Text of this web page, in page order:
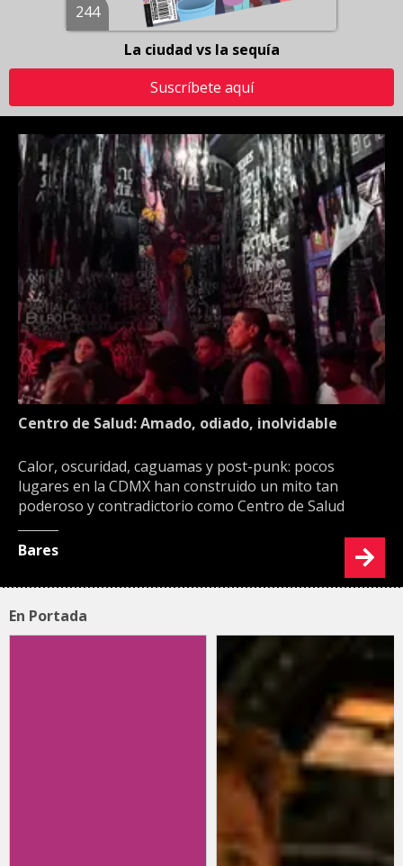
244
La ciudad vs la sequía
Suscríbete aquí
Centro de Salud: Amado, odiado, inolvidable
Calor, oscuridad, caguamas y post-punk: pocos
lugares en la CDMX han construido un mito tan
poderoso y contradictorio como Centro de Salud
Bares
En Portada